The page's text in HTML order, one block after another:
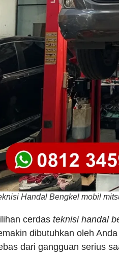
Handal Bengkel mobil
cerdas teknisi handal
dibutuhkan oleh
dari gangguan serius